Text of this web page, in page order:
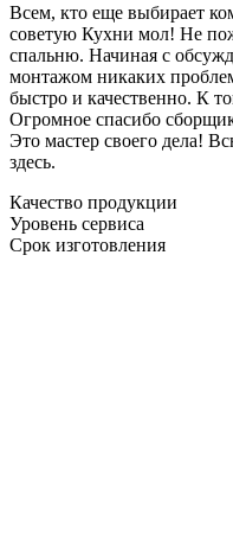
Всем, кто еще выбирает
советую Кухни мол! Не
спальню. Начиная с
монтажом никаких
быстро и качественно. К
Огромное спасибо
Это мастер своего дела!
здесь.
Качество продукции
Уровень сервиса
Срок изготовления